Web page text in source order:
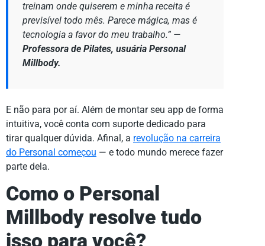
treinam onde quiserem e minha receita é
previsível todo mês. Parece mágica, mas é
tecnologia a favor do meu trabalho.”—
Professora de Pilates, usuária Personal
Millbody.
E não para por aí. Além de montar seu app de forma
intuitiva, você conta com suporte dedicado para
tirar qualquer dúvida. Afinal, a revolução na carreira
do Personal começou — e todo mundo merece fazer
parte dela.
Como o Personal
Millbody resolve tudo
isso para você?